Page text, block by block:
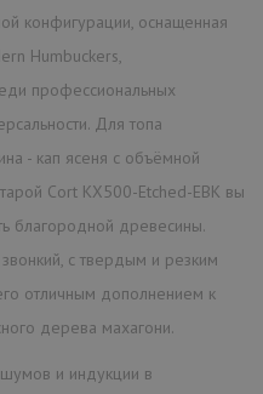
конфигурации, оснащенная
Humbuckers,
профессиональных
Для топа
- кап ясеня с объёмной
Cort KX500-Etched-EBK вы
благородной древесины.
с твердым и резким
отличным дополнением к
дерева махагони.
и индукции в